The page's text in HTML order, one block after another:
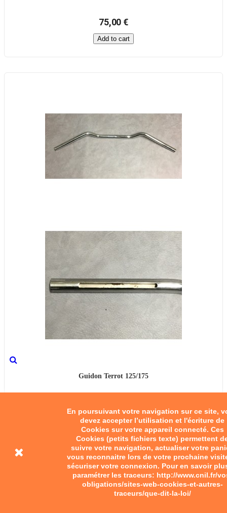
En poursuivant votre navigation sur ce site,
devez accepter l’utilisation et l'écriture de
Cookies sur votre appareil connecté. Ces
Cookies (petits fichiers texte) permettent
suivre votre navigation, actualiser votre
vous reconnaitre lors de votre prochaine
sécuriser votre connexion. Pour en savoir
paramétrer les traceurs: http://www.cnil.fr/
obligations/sites-web-cookies-et-autres-
traceurs/que-dit-la-loi/
75,00 €
Add to cart
Guidon Terrot 125/175
Add to cart